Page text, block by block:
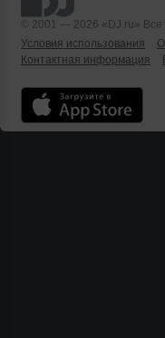
© 2001 — 2026 «DJ.ru»
Условия использования
Контактная информация